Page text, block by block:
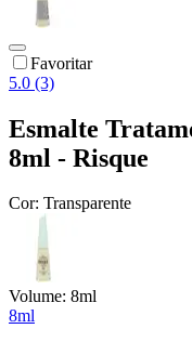
Favoritar
5.0 (3)
Esmalte
8ml - Risque
Cor: Transparente
Volume: 8ml
8ml